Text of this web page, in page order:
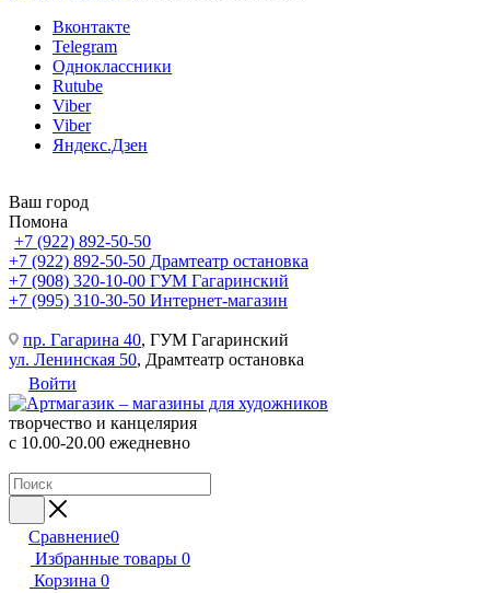
Вконтакте
Telegram
Одноклассники
Rutube
Viber
Viber
Яндекс.Дзен
Ваш город
Помона
+7 (922) 892-50-50
+7 (922) 892-50-50 Драмтеатр остановка
+7 (908) 320-10-00 ГУМ Гагаринский
+7 (995) 310-30-50 Интернет-магазин
пр. Гагарина 40, ГУМ Гагаринский
ул. Ленинская 50, Драмтеатр остановка
Войти
творчество и канцелярия
с 10.00-20.00 ежедневно
Сравнение0
Избранные товары 0
Корзина 0